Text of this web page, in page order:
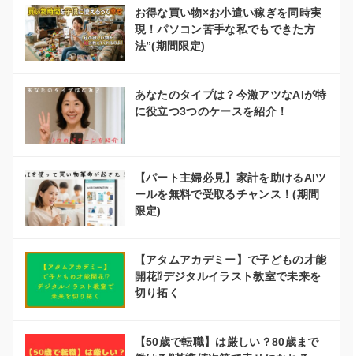
お得な買い物×お小遣い稼ぎを同時実
現！パソコン苦手な私でもできた方
法”(期間限定)
あなたのタイプは？今激アツなAIが特
に役立つ3つのケースを紹介！
【パート主婦必見】家計を助けるAIツ
ールを無料で受取るチャンス！(期間
限定)
【アタムアカデミー】で子どもの才能
開花⁉デジタルイラスト教室で未来を
切り拓く
【50歳で転職】は厳しい？80歳まで